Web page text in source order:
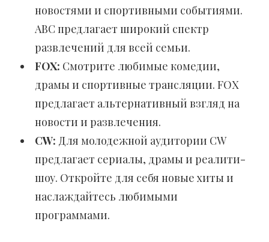
новостями и спортивными событиями.
ABC предлагает широкий спектр
развлечений для всей семьи.
FOX: Смотрите любимые комедии,
драмы и спортивные трансляции. FOX
предлагает альтернативный взгляд на
новости и развлечения.
CW: Для молодежной аудитории CW
предлагает сериалы, драмы и реалити-
шоу. Откройте для себя новые хиты и
наслаждайтесь любимыми
программами.